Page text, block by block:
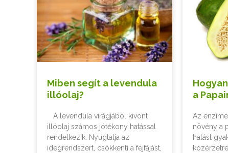
Miben segít a levendula
illóolaj?
A levendula virágjából kivont
illóolaj számos jótékony hatással
rendelkezik. Nyugtatja az
idegrendszert, csökkenti a fejfájást,
a
Az
növény a
hatást